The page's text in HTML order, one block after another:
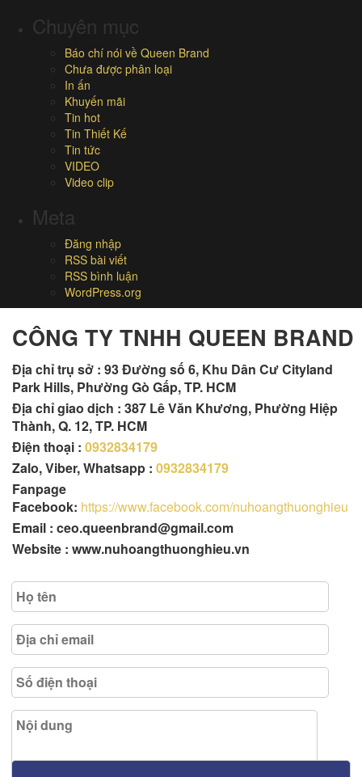
Chuyên mục
Báo chí nói về Queen Brand
Chưa được phân loại
In ấn
Khuyến mãi
Tin hot
Tin Thiết Kế
Tin tức
VIDEO
Video clip
Meta
Đăng nhập
RSS bài viết
RSS bình luận
WordPress.org
CÔNG TY TNHH QUEEN BRAND
Địa chỉ trụ sở : 93 Đường số 6, Khu Dân Cư Cityland
Park Hills, Phường Gò Gấp, TP. HCM
Địa chỉ giao dịch : 387 Lê Văn Khương, Phường Hiệp
Thành, Q. 12, TP. HCM
Điện thoại : 0932834179
Zalo, Viber, Whatsapp : 0932834179
Fanpage
Facebook: https://www.facebook.com/nuhoangthuonghieu
Email : ceo.queenbrand@gmail.com
Website : www.nuhoangthuonghieu.vn